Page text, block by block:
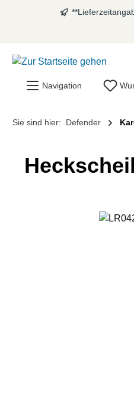
Zur
Navigation
Sie sind hier: Defender
Bildergalerie